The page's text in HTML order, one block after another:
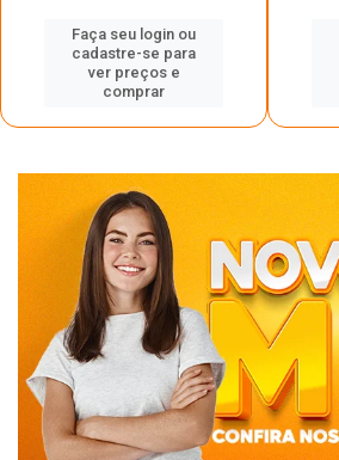
Faça seu login ou
cadastre-se para
ver preços e
comprar